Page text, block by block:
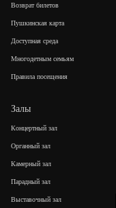
Возврат билетов
Пушкинская карта
Доступная среда
Многодетным семьям
Правила посещения
Залы
Концертный зал
Органный зал
Камерный зал
Парадный зал
Выставочный зал